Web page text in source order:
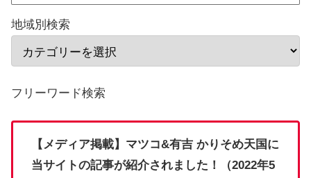
地域別検索
フリーワード検索
【メディア掲載】マツコ&有吉 かりそめ天国に
当サイトの記事が紹介されました！（2022年5